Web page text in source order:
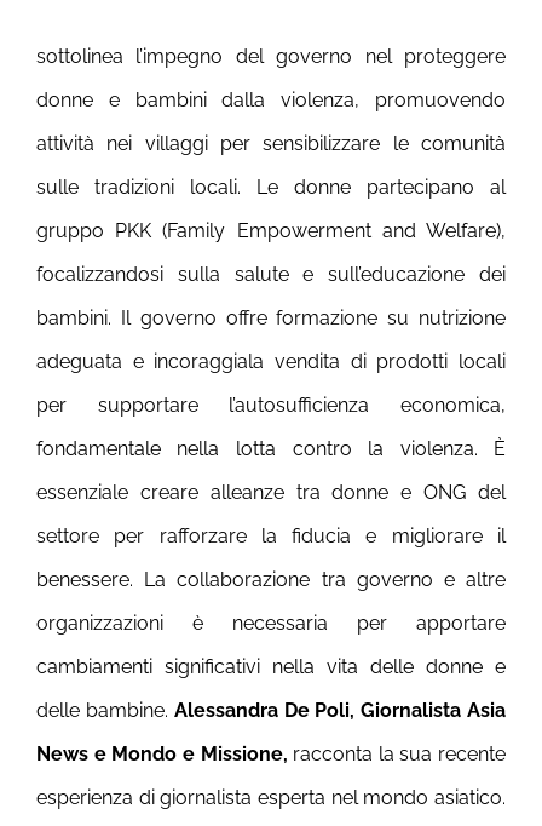
sottolinea l’impegno del governo nel proteggere
donne e bambini dalla violenza, promuovendo
attività nei villaggi per sensibilizzare le comunità
sulle tradizioni locali. Le donne partecipano al
gruppo PKK (Family Empowerment and Welfare),
focalizzandosi sulla salute e sull’educazione dei
bambini. Il governo offre formazione su nutrizione
adeguata e incoraggiala vendita di prodotti locali
per supportare l’autosufficienza economica,
fondamentale nella lotta contro la violenza. È
essenziale creare alleanze tra donne e ONG del
settore per rafforzare la fiducia e migliorare il
benessere. La collaborazione tra governo e altre
organizzazioni è necessaria per apportare
cambiamenti significativi nella vita delle donne e
delle bambine. Alessandra De Poli, Giornalista Asia
News e Mondo e Missione, racconta la sua recente
esperienza di giornalista esperta nel mondo asiatico.